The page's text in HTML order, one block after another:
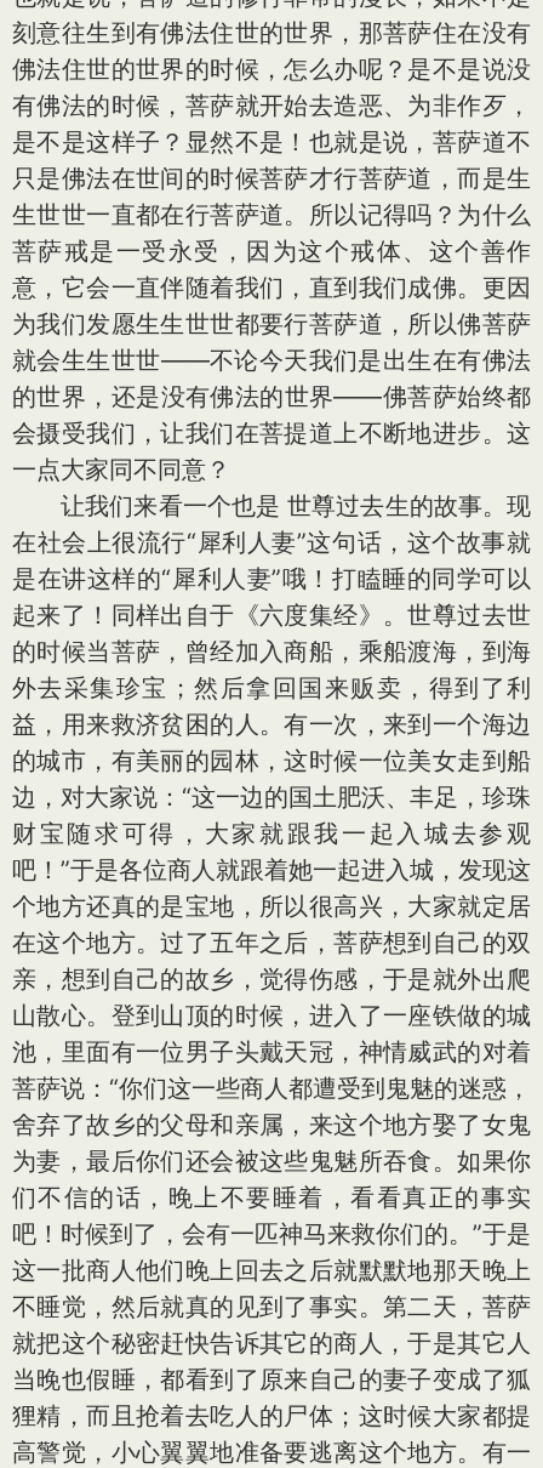
刻意往生到有佛法住世的世界，那菩萨住在没有
佛法住世的世界的时候，怎么办呢？是不是说没
有佛法的时候，菩萨就开始去造恶、为非作歹，
是不是这样子？显然不是！也就是说，菩萨道不
只是佛法在世间的时候菩萨才行菩萨道，而是生
生世世一直都在行菩萨道。所以记得吗？为什么
菩萨戒是一受永受，因为这个戒体、这个善作
意，它会一直伴随着我们，直到我们成佛。更因
为我们发愿生生世世都要行菩萨道，所以佛菩萨
就会生生世世——不论今天我们是出生在有佛法
的世界，还是没有佛法的世界——佛菩萨始终都
会摄受我们，让我们在菩提道上不断地进步。这
一点大家同不同意？
让我们来看一个也是 世尊过去生的故事。现
在社会上很流行“犀利人妻”这句话，这个故事就
是在讲这样的“犀利人妻”哦！打瞌睡的同学可以
起来了！同样出自于《六度集经》。世尊过去世
的时候当菩萨，曾经加入商船，乘船渡海，到海
外去采集珍宝；然后拿回国来贩卖，得到了利
益，用来救济贫困的人。有一次，来到一个海边
的城市，有美丽的园林，这时候一位美女走到船
边，对大家说：“这一边的国土肥沃、丰足，珍珠
财宝随求可得，大家就跟我一起入城去参观
吧！”于是各位商人就跟着她一起进入城，发现这
个地方还真的是宝地，所以很高兴，大家就定居
在这个地方。过了五年之后，菩萨想到自己的双
亲，想到自己的故乡，觉得伤感，于是就外出爬
山散心。登到山顶的时候，进入了一座铁做的城
池，里面有一位男子头戴天冠，神情威武的对着
菩萨说：“你们这一些商人都遭受到鬼魅的迷惑，
舍弃了故乡的父母和亲属，来这个地方娶了女鬼
为妻，最后你们还会被这些鬼魅所吞食。如果你
们不信的话，晚上不要睡着，看看真正的事实
吧！时候到了，会有一匹神马来救你们的。”于是
这一批商人他们晚上回去之后就默默地那天晚上
不睡觉，然后就真的见到了事实。第二天，菩萨
就把这个秘密赶快告诉其它的商人，于是其它人
当晚也假睡，都看到了原来自己的妻子变成了狐
狸精，而且抢着去吃人的尸体；这时候大家都提
高警觉，小心翼翼地准备要逃离这个地方。有一